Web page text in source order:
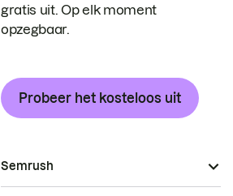
gratis uit. Op elk moment
opzegbaar.
Probeer het kosteloos uit
Semrush